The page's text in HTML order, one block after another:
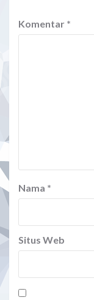
Komentar *
Nama *
Situs Web